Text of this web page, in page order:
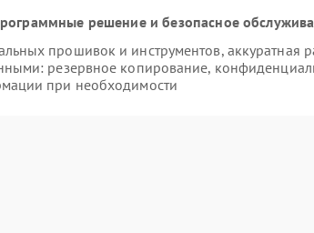
решение и безопасное
прошивок и инструментов, аккуратная
резервное копирование,
при необходимости